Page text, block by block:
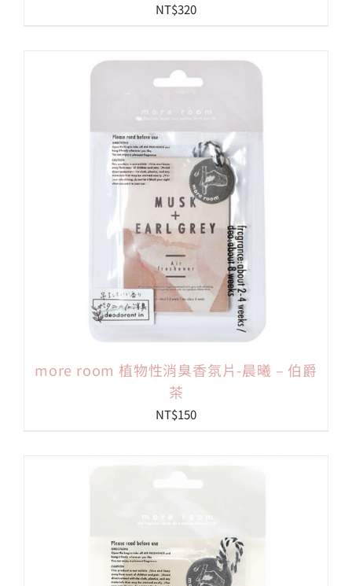
NT$320
more room 植物性消臭香氛片-晨曦 – 伯爵
茶
NT$150